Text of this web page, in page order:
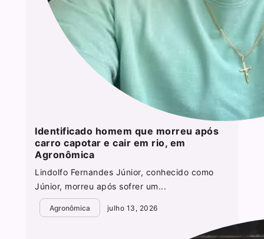
Identificado homem que morreu após
carro capotar e cair em rio, em
Agronômica
Lindolfo Fernandes Júnior, conhecido como
Júnior, morreu após sofrer um...
Agronômica julho 13, 2026